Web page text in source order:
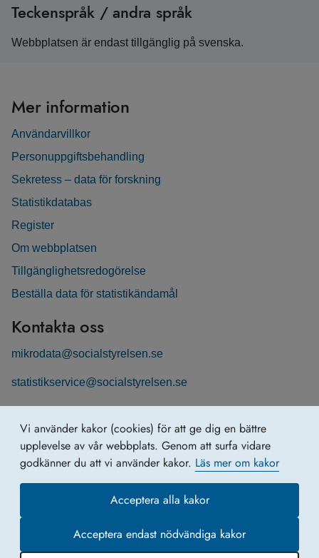
Vi använder kakor (cookies) för att ge dig en bättre
upplevelse av vår webbplats. Genom att surfa vidare
godkänner du att vi använder kakor. Läs mer om kakor
Acceptera alla kakor
Acceptera endast nödvändiga kakor
Teckenspråk / andra språk
Webbplatsen är endast tillgänglig på svenska.
Mer information
Användarvillkor
Personuppgiftsbehandling
Sekretess – data för forskning
Statistikdatabas
Register
Om webbplatsen
Tillgänglighetsredogörelse
Beställa data för statistikändamål
Kontakta oss
mikrodata@socialstyrelsen.se
statistikservice@socialstyrelsen.se
Registerservice på LinkedIn